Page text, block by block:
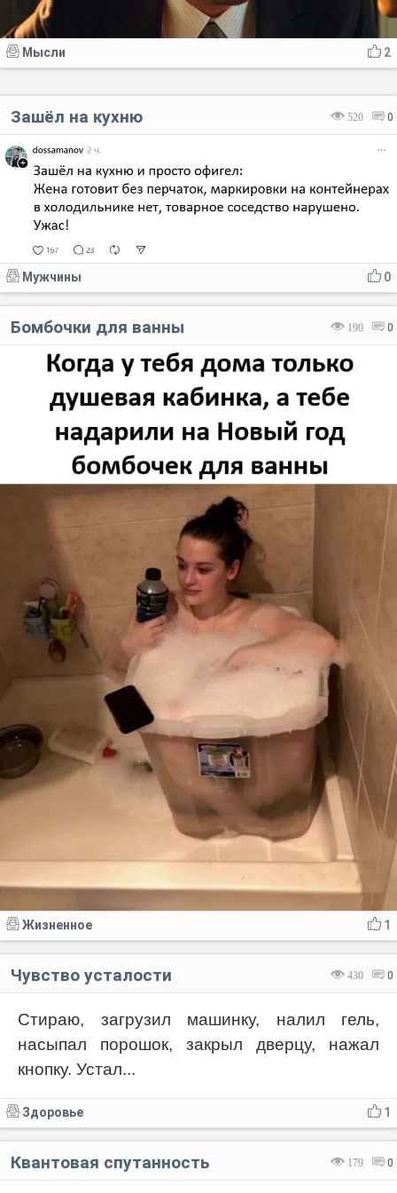
2
Мысли
520 0
Зашёл на кухню
0
Мужчины
190 0
Бомбочки для ванны
1
Жизненное
430 0
Чувство усталости
Стираю, загрузил машинку, налил гель,
насыпал порошок, закрыл дверцу, нажал
кнопку. Устал...
1
Здоровье
179 0
Квантовая спутанность